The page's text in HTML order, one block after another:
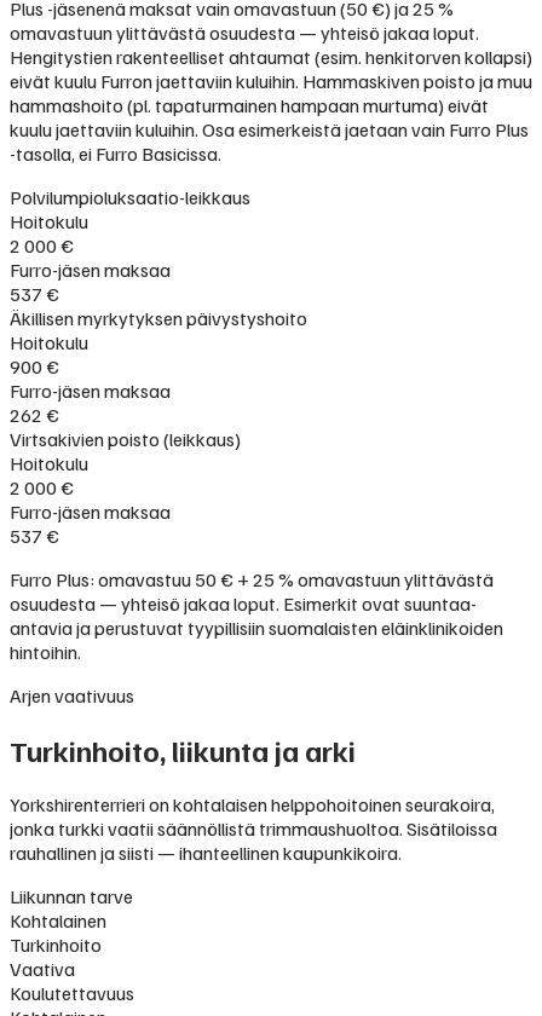
Plus -jäsenenä maksat vain omavastuun (50 €) ja 25 %
omavastuun ylittävästä osuudesta — yhteisö jakaa loput.
Hengitystien rakenteelliset ahtaumat (esim. henkitorven kollapsi)
eivät kuulu Furron jaettaviin kuluihin. Hammaskiven poisto ja muu
hammashoito (pl. tapaturmainen hampaan murtuma) eivät
kuulu jaettaviin kuluihin. Osa esimerkeistä jaetaan vain Furro Plus
-tasolla, ei Furro Basicissa.
Polvilumpioluksaatio-leikkaus
Hoitokulu
2 000 €
Furro-jäsen maksaa
537 €
Äkillisen myrkytyksen päivystyshoito
Hoitokulu
900 €
Furro-jäsen maksaa
262 €
Virtsakivien poisto (leikkaus)
Hoitokulu
2 000 €
Furro-jäsen maksaa
537 €
Furro Plus: omavastuu 50 € + 25 % omavastuun ylittävästä
osuudesta — yhteisö jakaa loput. Esimerkit ovat suuntaa-
antavia ja perustuvat tyypillisiin suomalaisten eläinklinikoiden
hintoihin.
Arjen vaativuus
Turkinhoito, liikunta ja arki
Yorkshirenterrieri on kohtalaisen helppohoitoinen seurakoira,
jonka turkki vaatii säännöllistä trimmaushuoltoa. Sisätiloissa
rauhallinen ja siisti — ihanteellinen kaupunkikoira.
Liikunnan tarve
Kohtalainen
Turkinhoito
Vaativa
Koulutettavuus